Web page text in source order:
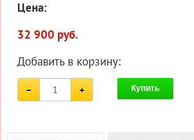
Цена:
32 900 руб.
Добавить в корзину:
Купить